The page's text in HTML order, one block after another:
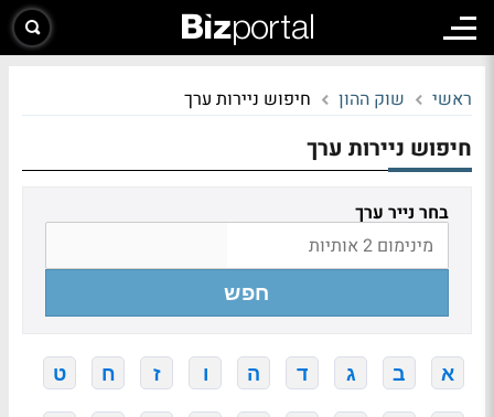
ראשי שוק ההון חיפוש ניירות ערך
חיפוש ניירות ערך
בחר נייר ערך
חפש
א ב ג ד ה ו ז ח ט